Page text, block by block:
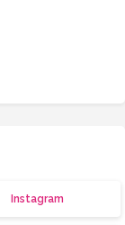
Instagram